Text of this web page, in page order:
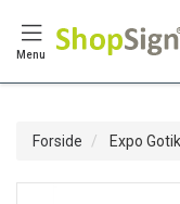
Menu
Forside Expo